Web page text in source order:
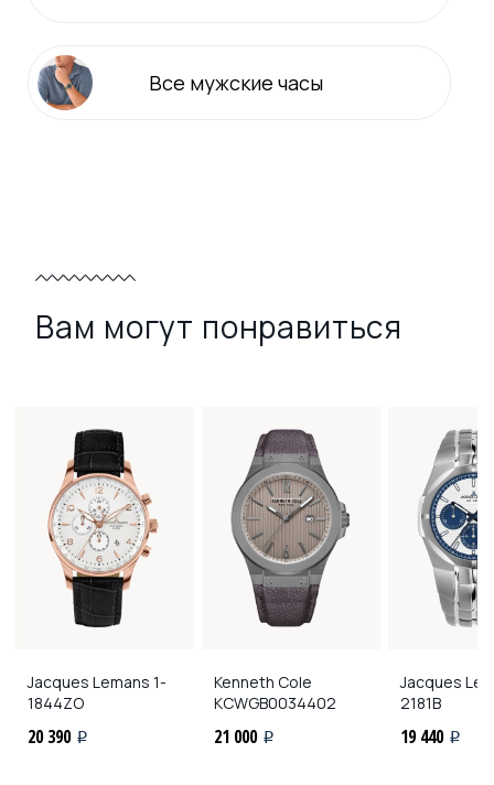
Все мужские часы
Вам могут понравиться
Jacques Lemans 1-
1844ZO
20 390 i
Kenneth Cole
KCWGB0034402
21 000 i
Jacques
2181B
19 440 i